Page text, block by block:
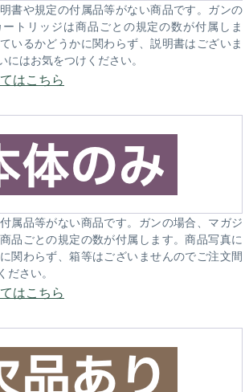
書や規定の付属品等がない商品です。ガンの
トリッジは商品ごとの規定の数が付属しま
いるかどうかに関わらず、説明書はございま
はお気をつけください。
はこちら
属品等がない商品です。ガンの場合、マガジ
品ごとの規定の数が付属します。商品写真に
関わらず、箱等はございませんのでご注文間
さい。
はこちら